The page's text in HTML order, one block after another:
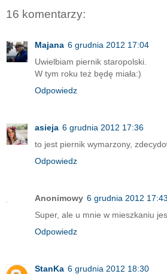
16 komentarzy:
Majana 6 grudnia 2012 17:04
Uwielbiam piernik staropolski.
W tym roku też będę miała:)
Odpowiedz
asieja 6 grudnia 2012 17:36
to jest piernik wymarzony,
Odpowiedz
Anonimowy 6 grudnia 2012 17:43
Super, ale u mnie w mieszkaniu
Odpowiedz
StanKa 6 grudnia 2012 18:30